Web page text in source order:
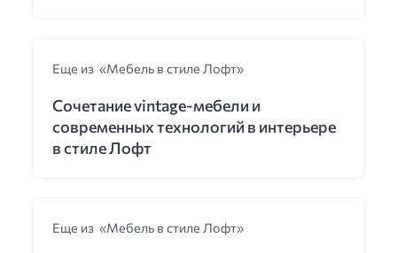
Еще из «Мебель в стиле Лофт»
Сочетание vintage-мебели и
современных технологий в интерьере
в стиле Лофт
Еще из «Мебель в стиле Лофт»